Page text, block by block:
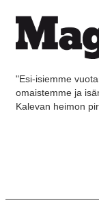
"Esi-isiemme
omaistemme ja
Kalevan heimon